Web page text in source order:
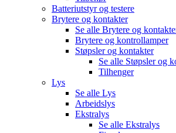
Batteriutstyr og testere
Brytere og kontakter
Se alle Brytere og
Brytere og kontrollamper
Støpsler og kontakter
Se alle Støpsler og
Tilhenger
Lys
Se alle Lys
Arbeidslys
Ekstralys
Se alle Ekstralys